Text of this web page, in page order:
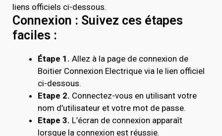
liens officiels ci-dessous.
Connexion : Suivez ces étapes
faciles :
Étape 1. Allez à la page de connexion de
Boitier Connexion Electrique via le lien officiel
ci-dessous.
Etape 2. Connectez-vous en utilisant votre
nom d’utilisateur et votre mot de passe.
Etape 3. L’écran de connexion apparaît
lorsque la connexion est réussie.